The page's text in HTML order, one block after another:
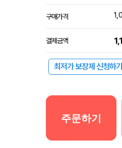
구매가격
결제금액
최저가 보장제 신청하기
주문하기